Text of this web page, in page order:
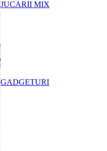
JUCARII MIX
GADGETURI